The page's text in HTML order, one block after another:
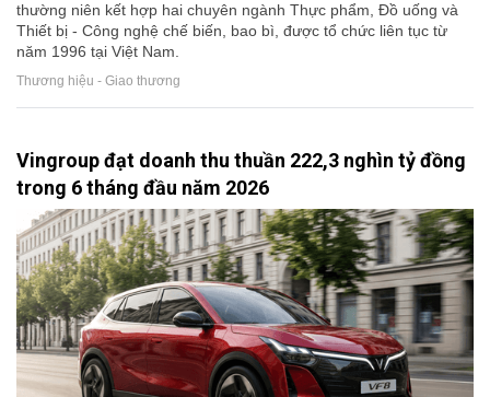
thường niên kết hợp hai chuyên ngành Thực phẩm, Đồ uống và
Thiết bị - Công nghệ chế biến, bao bì, được tổ chức liên tục từ
năm 1996 tại Việt Nam.
Thương hiệu - Giao thương
Vingroup đạt doanh thu thuần 222,3 nghìn tỷ đồng
trong 6 tháng đầu năm 2026